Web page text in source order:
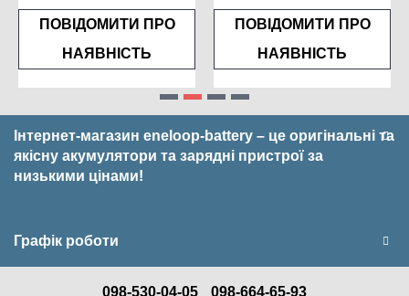
ПОВІДОМИТИ ПРО
НАЯВНІСТЬ
ПОВІДОМИТИ ПРО
НАЯВНІСТЬ
Інтернет-магазин eneloop-battery – це оригінальні та
якісну акумулятори та зарядні пристрої за
низькими цінами!
Графік роботи
098-530-04-05 098-664-65-93